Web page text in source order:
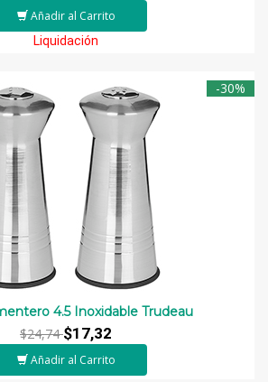
Añadir al Carrito
Liquidación
-30%
4.5 Inoxidable Trudeau
$24,74$17,32
Añadir al Carrito